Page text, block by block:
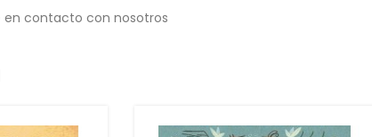
en contacto con nosotros